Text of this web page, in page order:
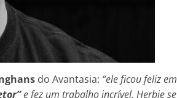
do Avantasia: “ele ficou feliz em
e fez um trabalho incrível. Herbie se